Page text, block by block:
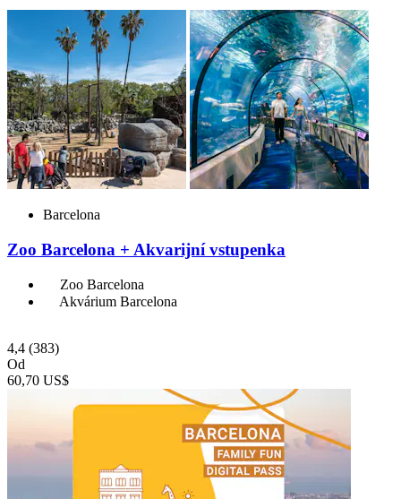
Barcelona
Zoo Barcelona + Akvarijní vstupenka
Zoo Barcelona
Akvárium Barcelona
4,4 (383)
Od
60,70 US$